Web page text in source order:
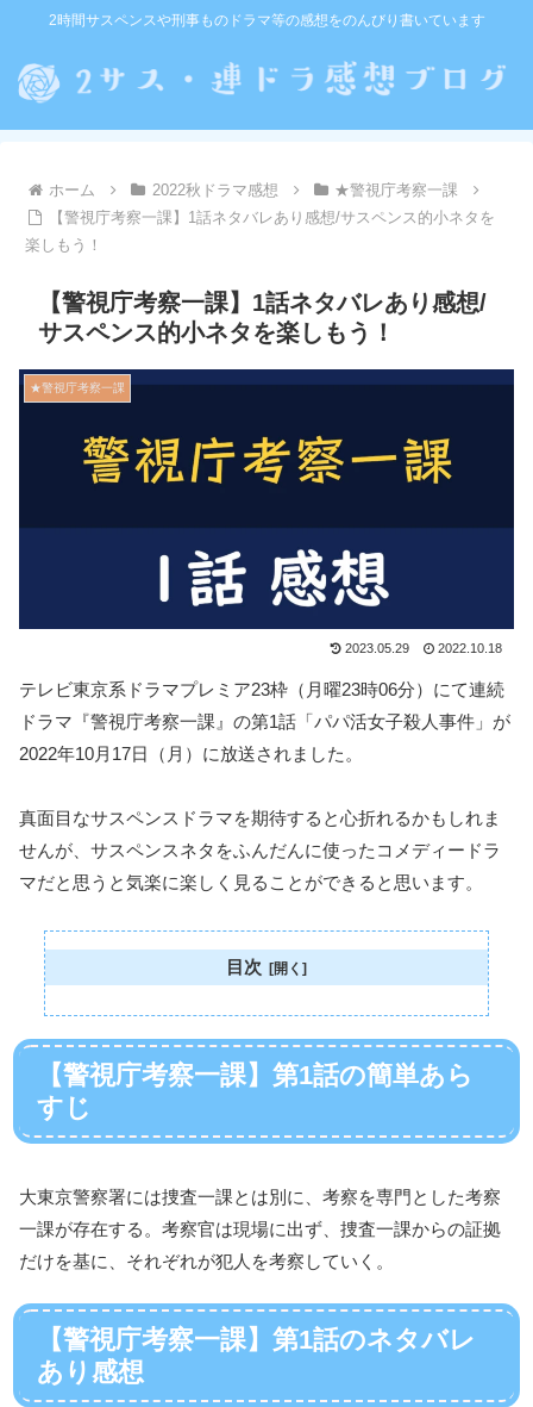
2時間サスペンスや刑事ものドラマ等の感想をのんびり書いています
ホーム 2022秋ドラマ感想
★警視庁考察一課
【警視庁考察一課】1話ネタバレあり感想/サスペンス的小ネタを
楽しもう！
【警視庁考察一課】1話ネタバレあり感想/
サスペンス的小ネタを楽しもう！
★警視庁考察一課
2023.05.29 2022.10.18
テレビ東京系ドラマプレミア23枠（月曜23時06分）にて連続
ドラマ『警視庁考察一課』の第1話「パパ活女子殺人事件」が
2022年10月17日（月）に放送されました。
真面目なサスペンスドラマを期待すると心折れるかもしれま
せんが、サスペンスネタをふんだんに使ったコメディードラ
マだと思うと気楽に楽しく見ることができると思います。
目次
【警視庁考察一課】第1話の簡単あら
すじ
大東京警察署には捜査一課とは別に、考察を専門とした考察
一課が存在する。考察官は現場に出ず、捜査一課からの証拠
だけを基に、それぞれが犯人を考察していく。
【警視庁考察一課】第1話のネタバレ
あり感想